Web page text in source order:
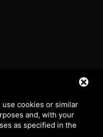
cookies or similar
and, with your
as specified in the
Dentro (PD) -